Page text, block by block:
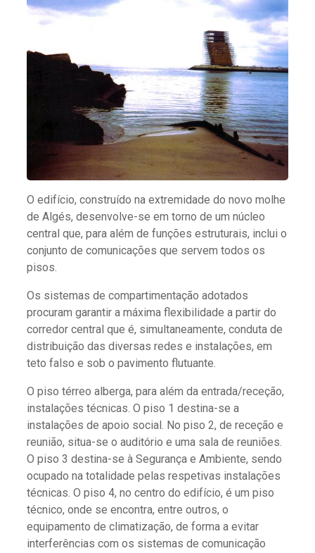
O edifício, construído na extremidade do novo molhe
de Algés, desenvolve-se em torno de um núcleo
central que, para além de funções estruturais, inclui o
conjunto de comunicações que servem todos os
pisos.
Os sistemas de compartimentação adotados
procuram garantir a máxima flexibilidade a partir do
corredor central que é, simultaneamente, conduta de
distribuição das diversas redes e instalações, em
teto falso e sob o pavimento flutuante.
O piso térreo alberga, para além da entrada/receção,
instalações técnicas. O piso 1 destina-se a
instalações de apoio social. No piso 2, de receção e
reunião, situa-se o auditório e uma sala de reuniões.
O piso 3 destina-se à Segurança e Ambiente, sendo
ocupado na totalidade pelas respetivas instalações
técnicas. O piso 4, no centro do edifício, é um piso
técnico, onde se encontra, entre outros, o
equipamento de climatização, de forma a evitar
interferências com os sistemas de comunicação